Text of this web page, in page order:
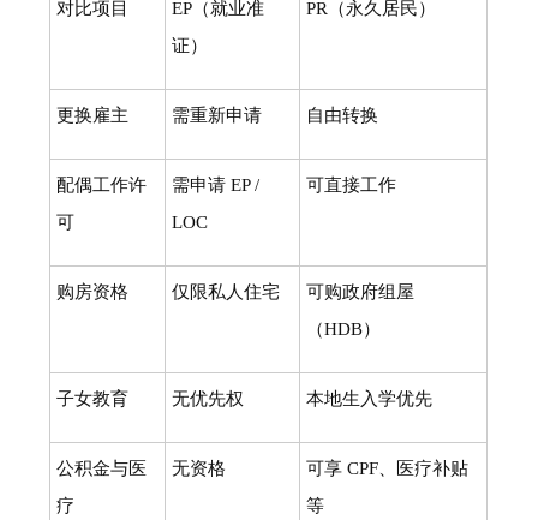
对比项目
EP（就业准
证）
PR（永久居民）
更换雇主 需重新申请 自由转换
配偶工作许
可
需申请 EP /
LOC
可直接工作
购房资格 仅限私人住宅
可购政府组屋
（HDB）
子女教育 无优先权 本地生入学优先
公积金与医
疗
无资格
可享 CPF、医疗补贴
等